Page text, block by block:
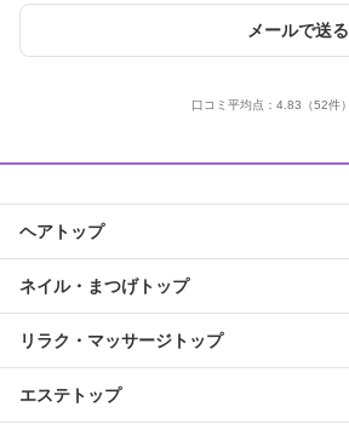
メールで送る
口コミ平均点： 4.83 （52件）
ヘアトップ
ネイル・まつげトップ
リラク・マッサージトップ
エステトップ